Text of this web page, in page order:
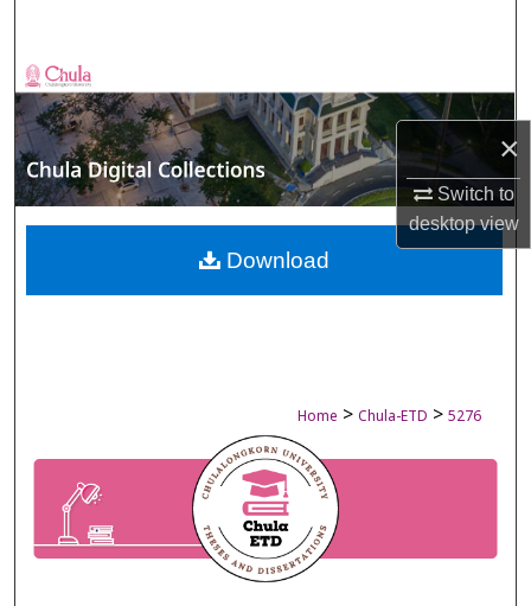
×
Switch to
desktopview
Browse Collections
My Account
About
Digital Commons Network™
Home > Chula-ETD > 5276
Download